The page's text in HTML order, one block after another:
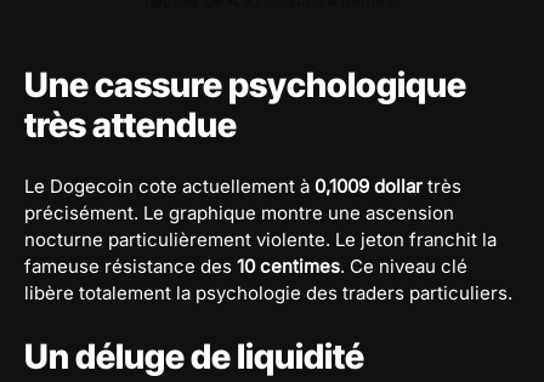
Une cassure psychologique
très attendue
Le Dogecoin cote actuellement à 0,1009 dollar très
précisément. Le graphique montre une ascension
nocturne particulièrement violente. Le jeton franchit la
fameuse résistance des 10 centimes. Ce niveau clé
libère totalement la psychologie des traders particuliers.
Un déluge de liquidité